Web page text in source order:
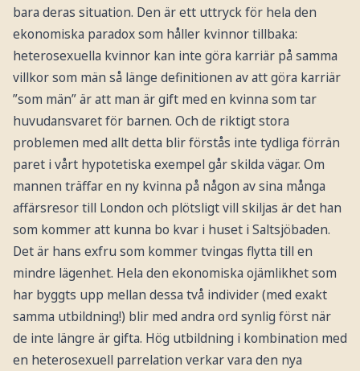
bara deras situation. Den är ett uttryck för hela den
ekonomiska paradox som håller kvinnor tillbaka:
heterosexuella kvinnor kan inte göra karriär på samma
villkor som män så länge definitionen av att göra karriär
”som män” är att man är gift med en kvinna som tar
huvudansvaret för barnen. Och de riktigt stora
problemen med allt detta blir förstås inte tydliga förrän
paret i vårt hypotetiska exempel går skilda vägar. Om
mannen träffar en ny kvinna på någon av sina många
affärsresor till London och plötsligt vill skiljas är det han
som kommer att kunna bo kvar i huset i Saltsjöbaden.
Det är hans exfru som kommer tvingas flytta till en
mindre lägenhet. Hela den ekonomiska ojämlikhet som
har byggts upp mellan dessa två individer (med exakt
samma utbildning!) blir med andra ord synlig först när
de inte längre är gifta. Hög utbildning i kombination med
en heterosexuell parrelation verkar vara den nya